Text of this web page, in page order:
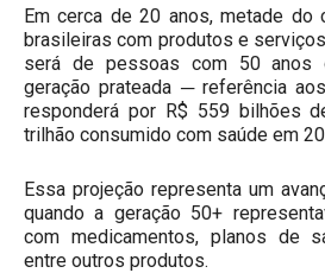
Em cerca de 20 anos, metade do
brasileiras com produtos e
será de pessoas com 50 anos
geração prateada ─ referência
responderá por R$ 559 bilhões
trilhão consumido com saúde em
Essa projeção representa um
quando a geração 50+
com medicamentos, planos de
entre outros produtos.